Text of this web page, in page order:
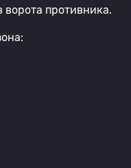
ворота противника.